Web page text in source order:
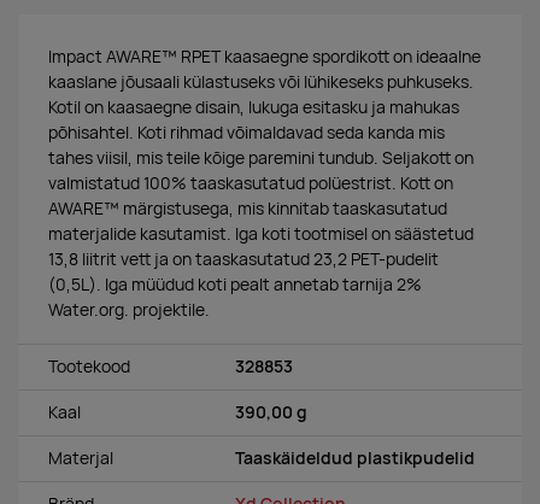
Impact AWARE™ RPET kaasaegne spordikott on ideaalne
kaaslane jõusaali külastuseks või lühikeseks puhkuseks.
Kotil on kaasaegne disain, lukuga esitasku ja mahukas
põhisahtel. Koti rihmad võimaldavad seda kanda mis
tahes viisil, mis teile kõige paremini tundub. Seljakott on
valmistatud 100% taaskasutatud polüestrist. Kott on
AWARE™ märgistusega, mis kinnitab taaskasutatud
materjalide kasutamist. Iga koti tootmisel on säästetud
13,8 liitrit vett ja on taaskasutatud 23,2 PET-pudelit
(0,5L). Iga müüdud koti pealt annetab tarnija 2%
Water.org. projektile.
Tootekood 328853
Kaal 390,00 g
Materjal Taaskäideldud plastikpudelid